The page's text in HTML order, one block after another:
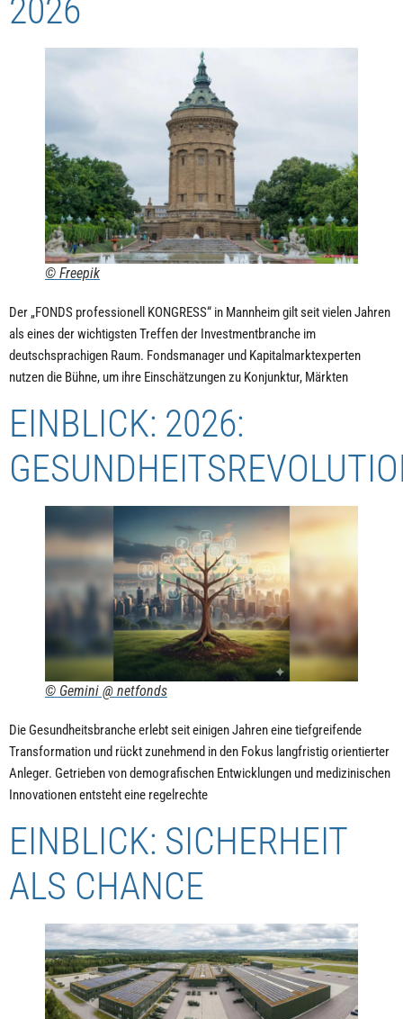
2026
© Freepik
Der „FONDS professionell KONGRESS“ in Mannheim gilt seit vielen Jahren
als eines der wichtigsten Treffen der Investmentbranche im
deutschsprachigen Raum. Fondsmanager und Kapitalmarktexperten
nutzen die Bühne, um ihre Einschätzungen zu Konjunktur, Märkten
EINBLICK: 2026:
© Gemini @ netfonds
Die Gesundheitsbranche erlebt seit einigen Jahren eine tiefgreifende
Transformation und rückt zunehmend in den Fokus langfristig orientierter
Anleger. Getrieben von demografischen Entwicklungen und medizinischen
Innovationen entsteht eine regelrechte
EINBLICK: SICHERHEIT
ALS CHANCE